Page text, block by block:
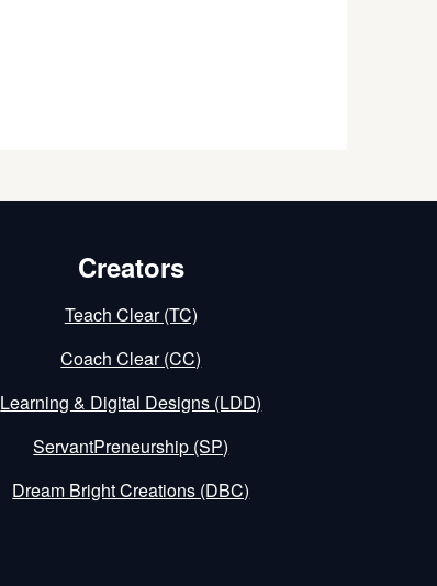
Creators
Teach Clear (TC)
Coach Clear (CC)
Learning & Digital Designs (LDD)
ServantPreneurship (SP)
Dream Bright Creations (DBC)